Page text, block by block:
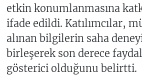
etkin konumlanmasına
ifade edildi. Katılımcılar,
alınan bilgilerin saha
birleşerek son derece
gösterici olduğunu belirtti.